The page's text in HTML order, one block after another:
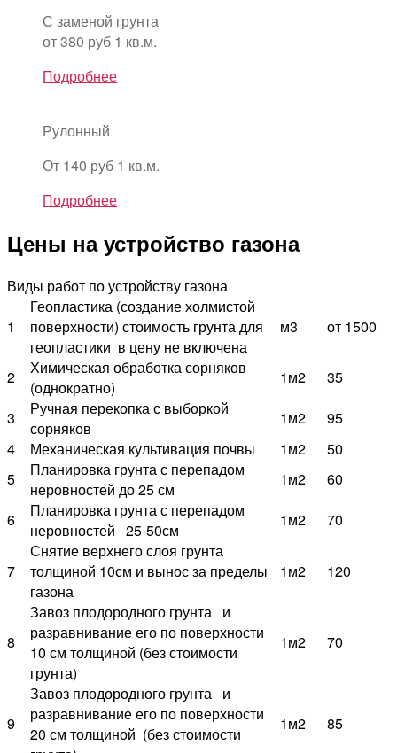
С заменой грунта
от 380 руб 1 кв.м.
Подробнее
Рулонный
От 140 руб 1 кв.м.
Подробнее
Цены на устройство газона
Виды работ по устройству газона
1
Геопластика (создание холмистой
поверхности) стоимость грунта для
геопластики в цену не включена
м3 от 1500
2
Химическая обработка сорняков
(однократно)
1м2
35
3
Ручная перекопка с выборкой
сорняков
1м2
95
4
Механическая культивация почвы 1м2
50
5
Планировка грунта с перепадом
неровностей до 25 см
1м2
60
6
Планировка грунта с перепадом
неровностей 25-50см
1м2 70
7
Снятие верхнего слоя грунта
толщиной 10см и вынос за пределы
газона
1м2 120
8
Завоз плодородного грунта и
разравнивание его по поверхности
10 см толщиной (без стоимости
грунта)
1м2 70
9
Завоз плодородного грунта и
разравнивание его по поверхности
20 см толщиной (без стоимости
1м2 85